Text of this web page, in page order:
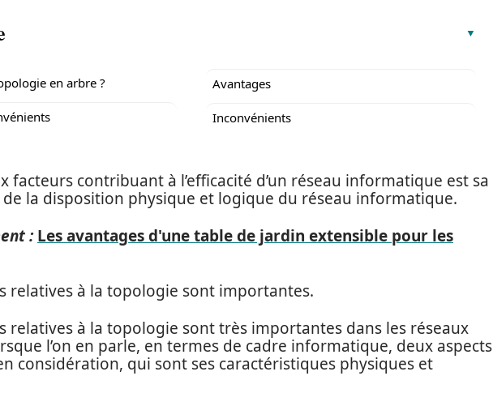
en arbre ? Avantages
Inconvénients
facteurs contribuant à l’efficacité d’un réseau informatique est sa
de la disposition physique et logique du réseau informatique.
: Les avantages d'une table de jardin extensible pour les
relatives à la topologie sont importantes.
relatives à la topologie sont très importantes dans les réseaux
l’on en parle, en termes de cadre informatique, deux aspects
considération, qui sont ses caractéristiques physiques et